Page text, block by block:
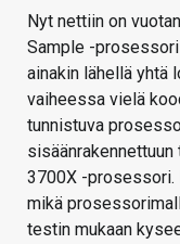
Nyt nettiin on
Sample -
ainakin lähellä yhtä
vaiheessa vielä
tunnistuva
3700X -prosessori.
mikä
testin mukaan